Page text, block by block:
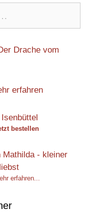
erfahren
bestellen
erfahren...